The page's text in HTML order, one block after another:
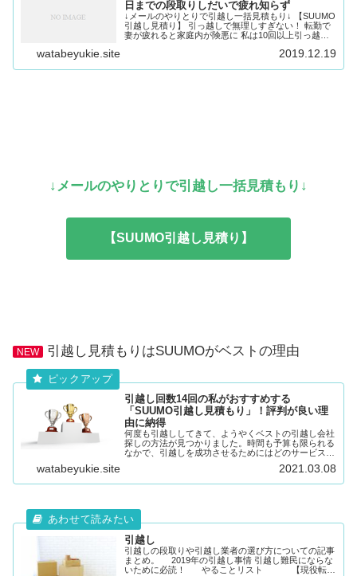
日までの段取りしだいで疲れ知らず
↓メールのやりとりで引越し一括見積もり↓ 【SUUMO
引越し見積り】 引っ越しで無理しすぎない！ 転勤で
妻が疲れると家庭内が険悪に 私は10回以上引っ越し
す。引っ越し前からの荷造りや物件探し、移...
watabeyukie.site 2019.12.19
↓メールのやりとりで引越し一括見積もり↓
【SUUMO引越し見積り】
NEW 引越し見積もりはSUUMOがベストの理由
引越し回数14回の私がおすすめする
「SUUMO引越し見積もり」！評判が良い理
由に納得
何度も引越ししてきて、ようやくベストの引越し会社
探しの方法が見つかりました。時間も予算も限られる
なかで、引越しを成功させるためにはどのサービスを
括見積もり↓ 引越し回数14回の私でも、一...
watabeyukie.site 2021.03.08
引越し
引越しの段取りや引越し業者の選び方についての記事
まとめ。 2019年の引越し事情 引越し難民にならな
いために必読！ やることリスト 【現役転勤